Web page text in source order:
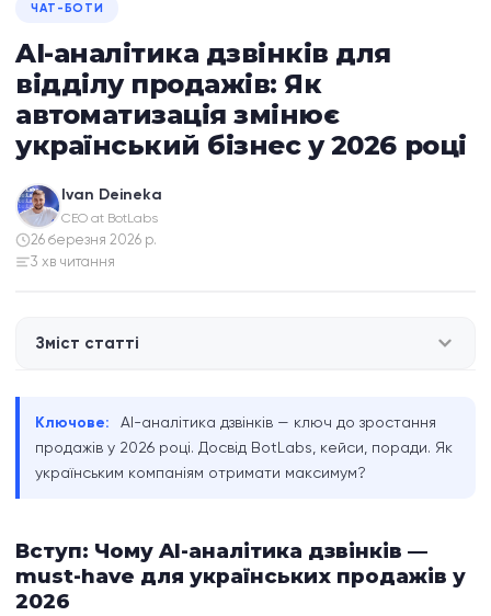
ЧАТ-БОТИ
AI-аналітика дзвінків для
відділу продажів: Як
автоматизація змінює
український бізнес у 2026 році
Ivan Deineka
CEO at BotLabs
26 березня 2026 р.
3 хв читання
Зміст статті
українських продажів у 2026
Що таке AI-аналітика дзвінків та як вона
Українські бізнес-кейси: Як AI аналіз дзвінків
працює на практиці
Ключове:
AI-аналітика дзвінків — ключ до зростання
продажів у 2026 році. Досвід BotLabs, кейси, поради. Як
українським компаніям отримати максимум?
Вступ: Чому AI-аналітика дзвінків —
must-have для українських продажів у
2026